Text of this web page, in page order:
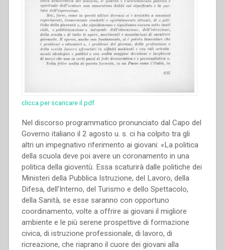
clicca per scaricare il pdf
Nel discorso programmatico pronunciato dal Capo del
Governo italiano il 2 agosto u. s. ci ha colpito tra gli
altri un impegnativo riferimento ai giovani: «La politica
della scuola deve poi avere un coronamento in una
politica della gioventù. Essa scaturirà dalle politiche dei
Ministeri della Pubblica Istruzione, del Lavoro, della
Difesa, dell’Interno, del Turismo e dello Spettacolo,
della Sanità, se esse saranno con opportuno
coordinamento, volte a offrire ai giovani il migliore
ambiente e le più serene prospettive di formazione
civica, di istruzione professionale, di lavoro, di
ricreazione, che riaprano il cuore dei giovani alla